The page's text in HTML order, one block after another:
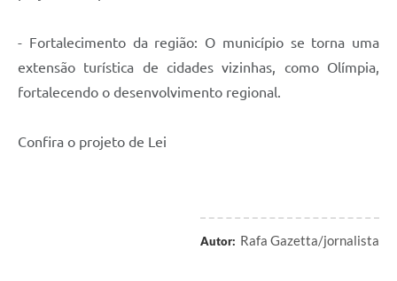
- Fortalecimento da região: O município se torna uma
extensão turística de cidades vizinhas, como Olímpia,
fortalecendo o desenvolvimento regional.
Confira o projeto de Lei
Autor: Rafa Gazetta/jornalista